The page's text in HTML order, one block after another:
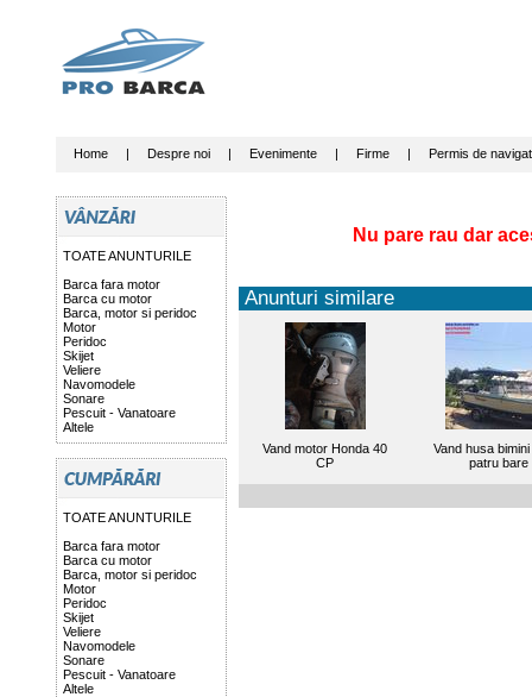
Home| Despre noi| Evenimente| Firme| Permis de
TOATE ANUNTURILE
Barca fara motor
Barca cu motor
Barca, motor si peridoc
Motor
Peridoc
Skijet
Veliere
Navomodele
Sonare
Pescuit - Vanatoare
Altele
TOATE ANUNTURILE
Barca fara motor
Barca cu motor
Barca, motor si peridoc
Motor
Peridoc
Skijet
Veliere
Navomodele
Sonare
Pescuit - Vanatoare
Altele
Nu pare rau dar
Anunturi similare
Vand motor Honda 40
CP
Vand husa
patru bare